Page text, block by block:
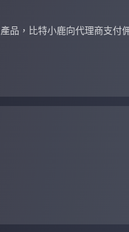
品，比特小鹿向代理商支付